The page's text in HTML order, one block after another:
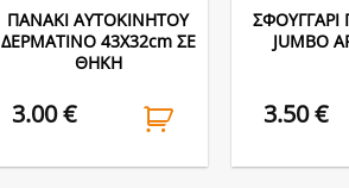
ΠΑΝΑΚΙ ΑΥΤΟΚΙΝΗΤΟΥ
ΔΕΡΜΑΤΙΝΟ 43Χ32cm ΣΕ
ΘΗΚΗ
3.00€
ΣΦΟΥΓΓΑΡΙ
JUMBO
3.50€